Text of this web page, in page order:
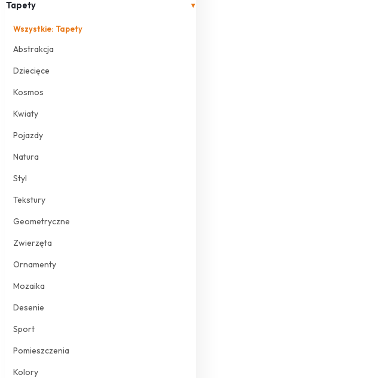
Tapety ▾
Wszystkie: Tapety
Abstrakcja
Dziecięce
Kosmos
Kwiaty
Pojazdy
Natura
Styl
Tekstury
Geometryczne
Zwierzęta
Ornamenty
Mozaika
Desenie
Sport
Pomieszczenia
Kolory